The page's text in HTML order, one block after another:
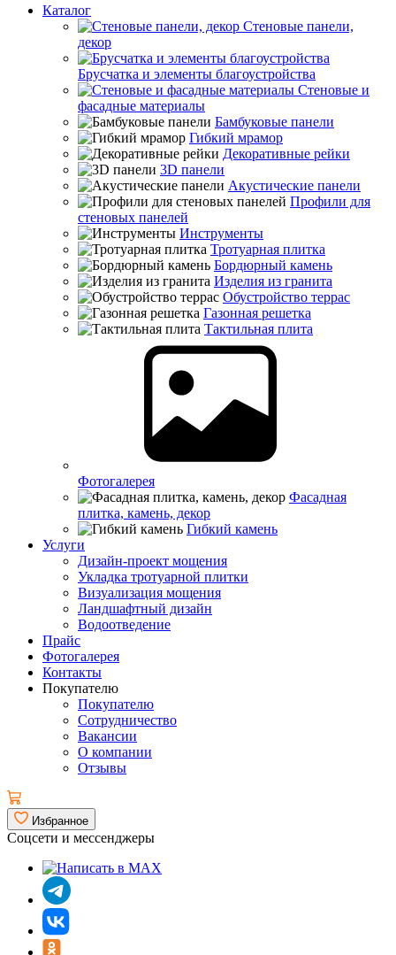
Каталог
Стеновые панели,
декор
Брусчатка и элементы благоустройства
Стеновые и
фасадные материалы
Бамбуковые панели
Гибкий мрамор
Декоративные рейки
3D панели
Акустические панели
Профили для
стеновых панелей
Инструменты
Тротуарная плитка
Бордюрный камень
Изделия из гранита
Обустройство террас
Газонная решетка
Тактильная плита
Фотогалерея
Фасадная
плитка, камень, декор
Гибкий камень
Услуги
Дизайн-проект мощения
Укладка тротуарной плитки
Визуализация мощения
Ландшафтный дизайн
Водоотведение
Прайс
Фотогалерея
Контакты
Покупателю
Покупателю
Сотрудничество
Вакансии
О компании
Отзывы
Избранное
Соцсети и мессенджеры